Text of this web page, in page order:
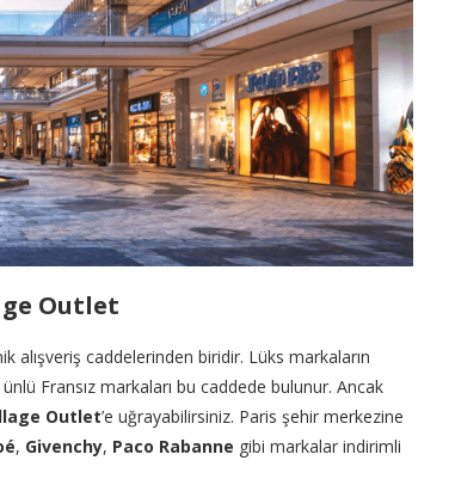
Outlet
alışveriş caddelerinden biridir. Lüks markaların
Fransız markaları bu caddede bulunur. Ancak
Outlet’e uğrayabilirsiniz. Paris şehir merkezine
, Givenchy, Paco Rabanne gibi markalar indirimli